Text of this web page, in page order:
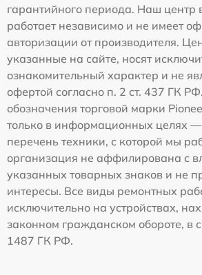
гарантийного периода. Наш центр
работает независимо и не имеет
авторизации от производителя.
указанные на сайте, носят
ознакомительный характер и не
офертой согласно п. 2 ст. 437 ГК
обозначения торговой марки
только в информационных целях —
перечень техники, с которой мы
организация не аффилирована с
указанных товарных знаков и не
интересы. Все виды ремонтных
исключительно на устройствах,
законном гражданском обороте, в
1487 ГК РФ.